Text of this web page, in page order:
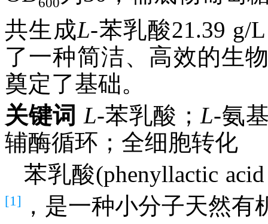
共生成L-苯乳酸21.39 g/
了一种简洁、高效的生
奠定了基础。
关键词 L-苯乳酸；L-氨
辅酶循环；全细胞转化
苯乳酸(phenyllactic
[1]
，是一种小分子天然